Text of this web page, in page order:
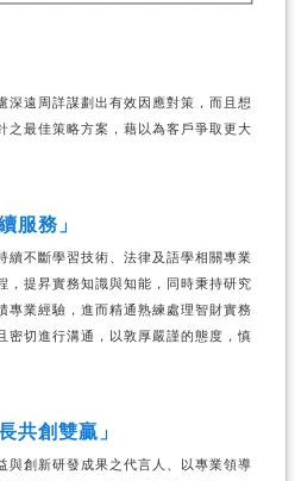
深遠周詳謀劃出有效因應對策，而且想
之最佳策略方案，藉以為客戶爭取更大
服務」
續不斷學習技術、法律及語學相關專業
，提昇實務知識與知能，同時秉持研究
專業經驗，進而精通熟練處理智財實務
密切進行溝通，以敦厚嚴謹的態度，慎
共創雙贏」
與創新研發成果之代言人、以專業領導